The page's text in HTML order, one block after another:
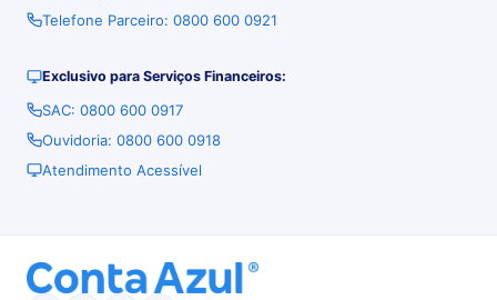
Telefone Parceiro: 0800 600 0921
Exclusivo para Serviços Financeiros:
SAC: 0800 600 0917
Ouvidoria: 0800 600 0918
Atendimento Acessível